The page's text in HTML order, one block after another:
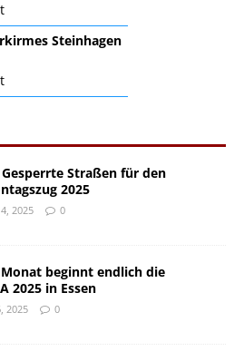
Steinhagen
Straßen für den
2025
2025 0
beginnt endlich die
2025 in Essen
2025 0